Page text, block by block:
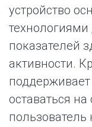
устройство
показателей
активности.
поддерживает
оставаться
пользователь